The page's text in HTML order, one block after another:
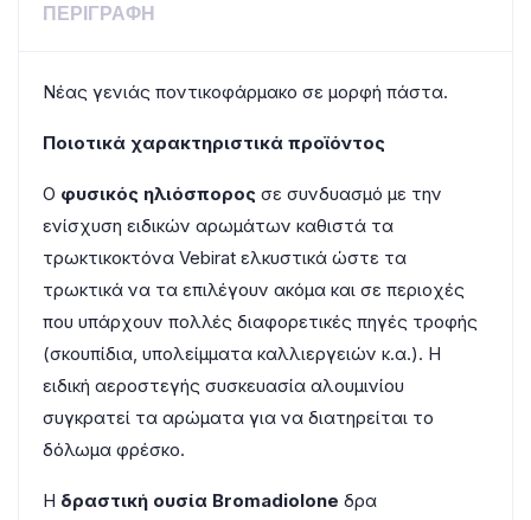
ΠΕΡΙΓΡΑΦΉ
Νέας γενιάς ποντικοφάρμακο σε μορφή πάστα.
Ποιοτικά χαρακτηριστικά προϊόντος
Ο φυσικός ηλιόσπορος σε συνδυασμό με την
ενίσχυση ειδικών αρωμάτων καθιστά τα
τρωκτικοκτόνα Vebirat ελκυστικά ώστε τα
τρωκτικά να τα επιλέγουν ακόμα και σε περιοχές
που υπάρχουν πολλές διαφορετικές πηγές τροφής
(σκουπίδια, υπολείμματα καλλιεργειών κ.α.). Η
ειδική αεροστεγής συσκευασία αλουμινίου
συγκρατεί τα αρώματα για να διατηρείται το
δόλωμα φρέσκο.
Η δραστική ουσία Bromadiolone δρα